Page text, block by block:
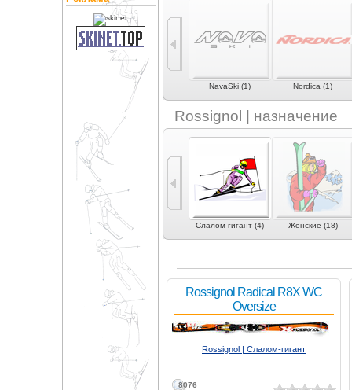
Head (1) NavaSki (1) Nordica (1)
Rossignol | назначение
Слалом (3) Слалом-гигант (4) Женские (18)
8076
Rossignol Radical R8X WC
Oversize
Rossignol | Слалом-гигант